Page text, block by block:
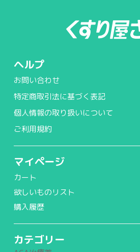
ヘルプ
お問い合わせ
特定商取引法に基づく表記
個人情報の取り扱いについて
ご利用規約
マイページ
カート
欲しいものリスト
購入履歴
カテゴリー